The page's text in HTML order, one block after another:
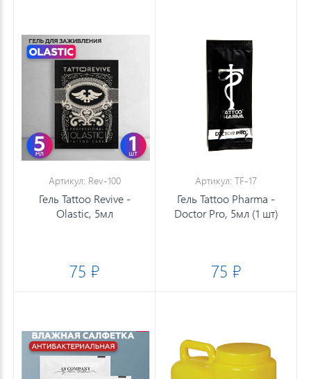
Артикул: Rev-100
Гель Tattoo Revive -
Olastic, 5мл
75 ₽
Артикул: TF-17
Гель Tattoo Pharma -
Doctor Pro, 5мл (1 шт)
75 ₽